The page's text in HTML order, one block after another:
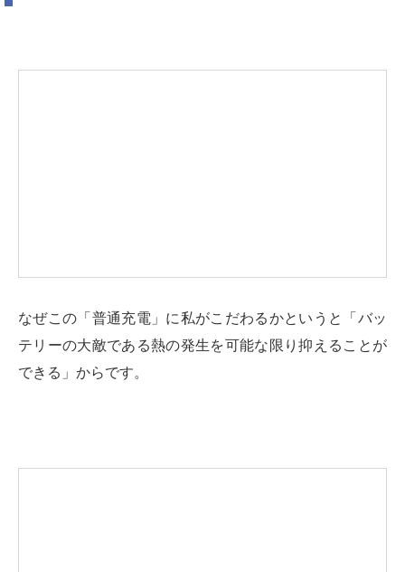
なぜこの「普通充電」に私がこだわるかというと「バッ
テリーの大敵である熱の発生を可能な限り抑えることが
できる」からです。